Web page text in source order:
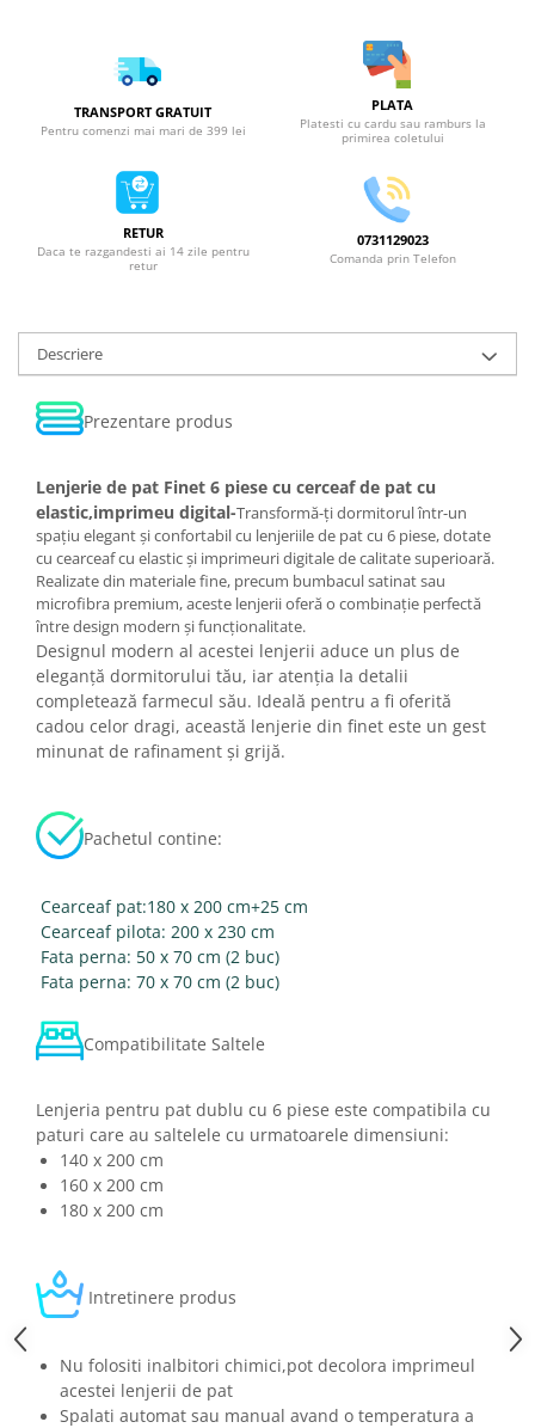
TRANSPORT GRATUIT
Pentru comenzi mai mari de 399 lei
PLATA
Platesti cu cardu sau ramburs la
primirea coletului
RETUR
Daca te razgandesti ai 14 zile pentru
retur
0731129023
Comanda prin Telefon
Descriere
Prezentare produs
Lenjerie de pat Finet 6 piese cu cerceaf de pat cu
elastic,imprimeu digital-Transformă-ți dormitorul într-un
spațiu elegant și confortabil cu lenjeriile de pat cu 6 piese, dotate
cu cearceaf cu elastic și imprimeuri digitale de calitate superioară.
Realizate din materiale fine, precum bumbacul satinat sau
microfibra premium, aceste lenjerii oferă o combinație perfectă
între design modern și funcționalitate.
Designul modern al acestei lenjerii aduce un plus de
eleganță dormitorului tău, iar atenția la detalii
completează farmecul său. Ideală pentru a fi oferită
cadou celor dragi, această lenjerie din finet este un gest
minunat de rafinament și grijă.
Pachetul contine:
Cearceaf pat:180 x 200 cm+25 cm
Cearceaf pilota: 200 x 230 cm
Fata perna: 50 x 70 cm (2 buc)
Fata perna: 70 x 70 cm (2 buc)
Compatibilitate Saltele
Lenjeria pentru pat dublu cu 6 piese este compatibila cu
paturi care au saltelele cu urmatoarele dimensiuni:
140 x 200 cm
160 x 200 cm
180 x 200 cm
Intretinere produs
Nu folositi inalbitori chimici,pot decolora imprimeul
acestei lenjerii de pat
Spalati automat sau manual avand o temperatura a